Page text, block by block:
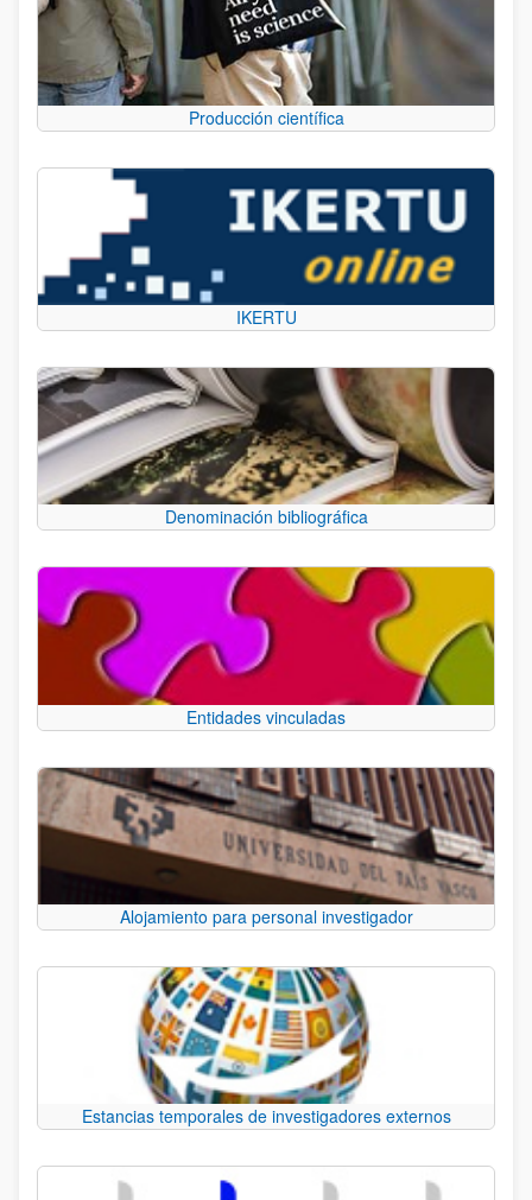
Producción científica
IKERTU
Denominación bibliográfica
Entidades vinculadas
Alojamiento para personal investigador
Estancias temporales de investigadores externos